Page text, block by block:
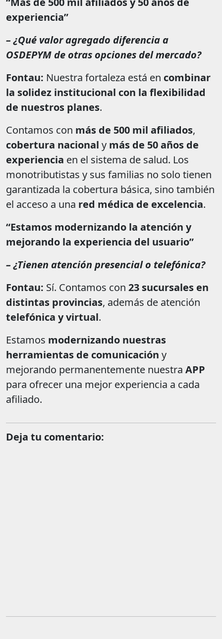
experiencia”
– ¿Qué valor agregado diferencia a
OSDEPYM de otras opciones del mercado?
Fontau: Nuestra fortaleza está en combinar
la solidez institucional con la flexibilidad
de nuestros planes.
Contamos con más de 500 mil afiliados,
cobertura nacional y más de 50 años de
experiencia en el sistema de salud. Los
monotributistas y sus familias no solo tienen
garantizada la cobertura básica, sino también
el acceso a una red médica de excelencia.
“Estamos modernizando la atención y
mejorando la experiencia del usuario”
– ¿Tienen atención presencial o telefónica?
Fontau: Sí. Contamos con 23 sucursales en
distintas provincias, además de atención
telefónica y virtual.
Estamos modernizando nuestras
herramientas de comunicación y
mejorando permanentemente nuestra APP
para ofrecer una mejor experiencia a cada
afiliado.
Deja tu comentario: